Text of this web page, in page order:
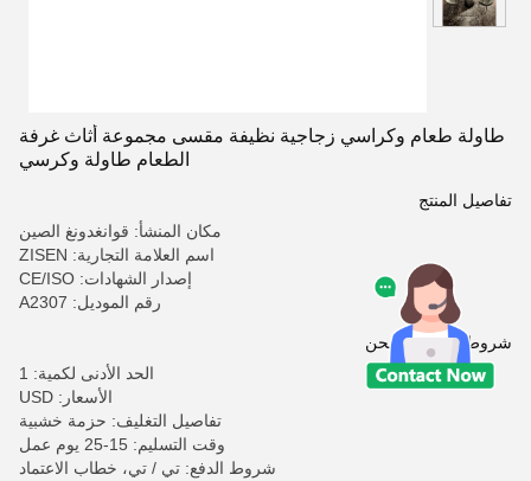
طاولة طعام وكراسي زجاجية نظيفة مقسى مجموعة أثاث غرفة
الطعام طاولة وكرسي
تفاصيل المنتج
مكان المنشأ: قوانغدونغ الصين
اسم العلامة التجارية: ZISEN
إصدار الشهادات: CE/ISO
رقم الموديل: A2307
شروط الدفع والشحن
الحد الأدنى لكمية: 1
الأسعار: USD
تفاصيل التغليف: حزمة خشبية
وقت التسليم: 15-25 يوم عمل
شروط الدفع: تي / تي، خطاب الاعتماد